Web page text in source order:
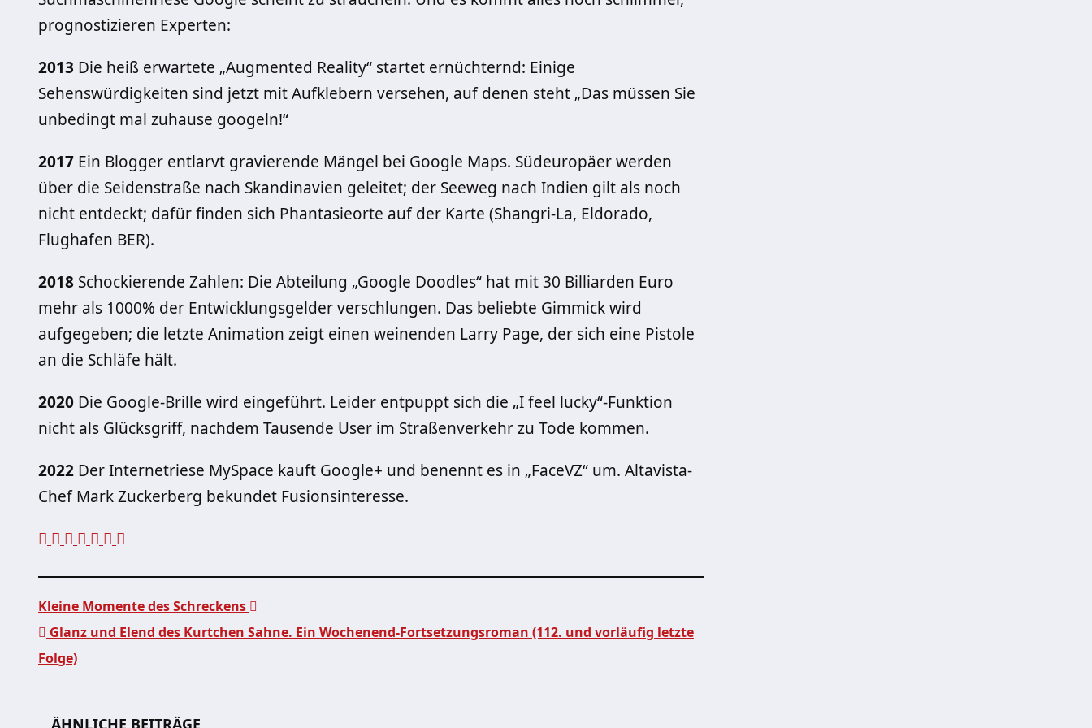
prognostizieren Experten:
2013 Die heiß erwartete „Augmented Reality“ startet ernüchternd: Einige
Sehenswürdigkeiten sind jetzt mit Aufklebern versehen, auf denen steht „Das müssen Sie
unbedingt mal zuhause googeln!“
2017 Ein Blogger entlarvt gravierende Mängel bei Google Maps. Südeuropäer werden
über die Seidenstraße nach Skandinavien geleitet; der Seeweg nach Indien gilt als noch
nicht entdeckt; dafür finden sich Phantasieorte auf der Karte (Shangri-La, Eldorado,
Flughafen BER).
2018 Schockierende Zahlen: Die Abteilung „Google Doodles“ hat mit 30 Billiarden Euro
mehr als 1000% der Entwicklungsgelder verschlungen. Das beliebte Gimmick wird
aufgegeben; die letzte Animation zeigt einen weinenden Larry Page, der sich eine Pistole
an die Schläfe hält.
2020 Die Google-Brille wird eingeführt. Leider entpuppt sich die „I feel lucky“-Funktion
nicht als Glücksgriff, nachdem Tausende User im Straßenverkehr zu Tode kommen.
2022 Der Internetriese MySpace kauft Google+ und benennt es in „FaceVZ“ um. Altavista-
Chef Mark Zuckerberg bekundet Fusionsinteresse.
Beitragsnavigation
Kleine Momente des Schreckens
Glanz und Elend des Kurtchen Sahne. Ein Wochenend-Fortsetzungsroman (112. und vorläufig letzte
Folge)
ÄHNLICHE BEITRÄGE